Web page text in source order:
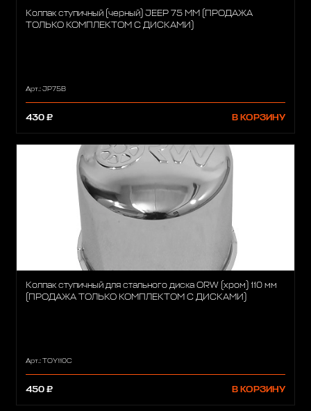
Колпак ступичный (черный) JEEP 75 ММ (ПРОДАЖА
ТОЛЬКО КОМПЛЕКТОМ С ДИСКАМИ)
Арт.: JP75B
430 ₽ В КОРЗИНУ
Колпак ступичный для стального диска ORW (хром) 110 мм
(ПРОДАЖА ТОЛЬКО КОМПЛЕКТОМ С ДИСКАМИ)
Арт.: TOY110C
450 ₽ В КОРЗИНУ